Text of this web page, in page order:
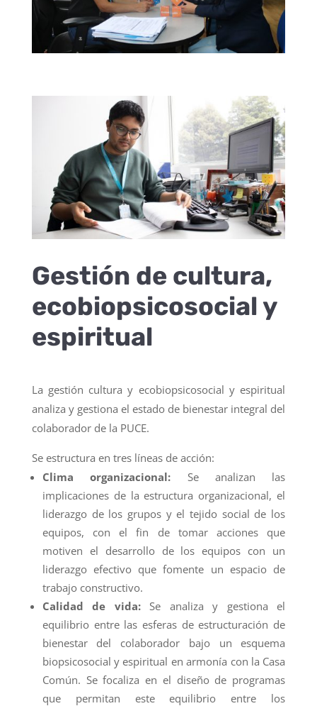
Gestión de cultura,
ecobiopsicosocial y
espiritual
La gestión cultura y ecobiopsicosocial y espiritual
analiza y gestiona el estado de bienestar integral del
colaborador de la PUCE.
Se estructura en tres líneas de acción:
Clima organizacional: Se analizan las
implicaciones de la estructura organizacional, el
liderazgo de los grupos y el tejido social de los
equipos, con el fin de tomar acciones que
motiven el desarrollo de los equipos con un
liderazgo efectivo que fomente un espacio de
trabajo constructivo.
Calidad de vida:Se analiza y gestiona el
equilibrio entre las esferas de estructuración de
bienestar del colaborador bajo un esquema
biopsicosocial y espiritual en armonía con la Casa
Común. Se focaliza en el diseño de programas
que permitan este equilibrio entre los